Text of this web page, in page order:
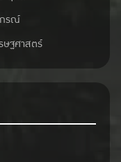
รณ์
ษฐศาสตร์